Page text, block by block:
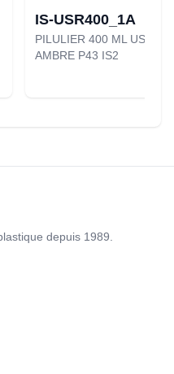
IS-USR400_1A
PILULIER 400 ML USR
AMBRE P43 IS2
depuis 1989.